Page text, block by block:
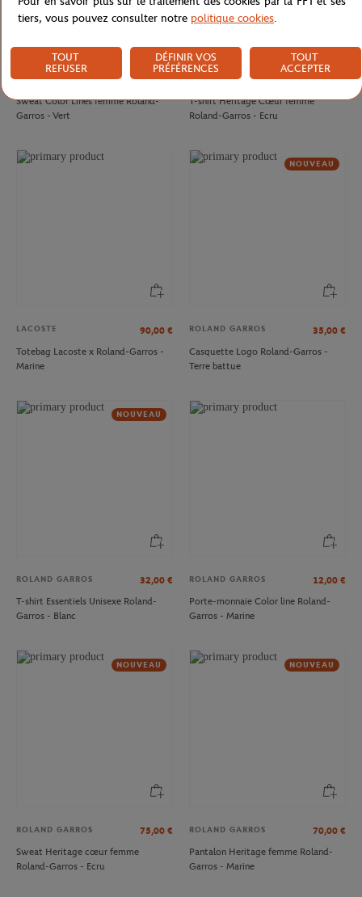
ROLAND GARROS 75,00 €
Sweat Color Lines femme Roland-
Garros - Vert
ROLAND GARROS 37,00 €
T-shirt Heritage Cœur femme
Roland-Garros - Ecru
LACOSTE 90,00 €
Totebag Lacoste x Roland-Garros -
Marine
NOUVEAU
ROLAND GARROS 35,00 €
Casquette Logo Roland-Garros -
Terre battue
NOUVEAU
ROLAND GARROS 32,00 €
T-shirt Essentiels Unisexe Roland-
Garros - Blanc
ROLAND GARROS 12,00 €
Porte-monnaie Color line Roland-
Garros - Marine
NOUVEAU
ROLAND GARROS 75,00 €
Sweat Heritage cœur femme
Roland-Garros - Ecru
NOUVEAU
ROLAND GARROS 70,00 €
Pantalon Heritage femme Roland-
Garros - Marine
tiers, vous pouvez consulter notre politique cookies.
TOUT
REFUSER
DÉFINIR VOS
PRÉFÉRENCES
TOUT
ACCEPTER